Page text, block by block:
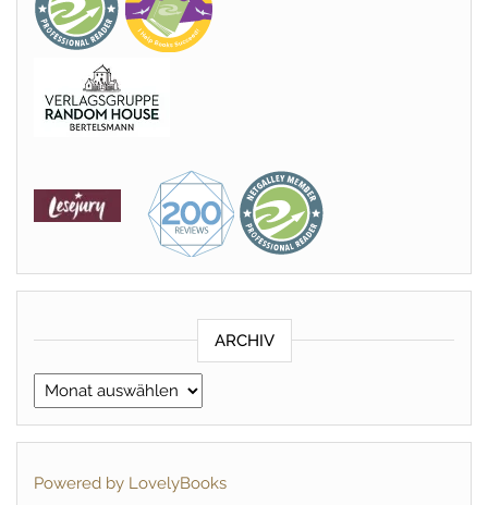
ARCHIV
Archiv
Powered by LovelyBooks